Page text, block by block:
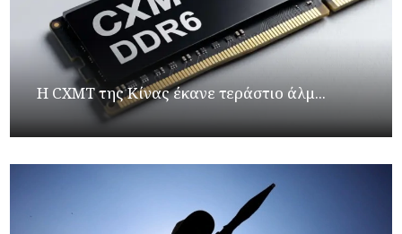
Η CXMT της Κίνας έκανε τεράστιο άλμ...